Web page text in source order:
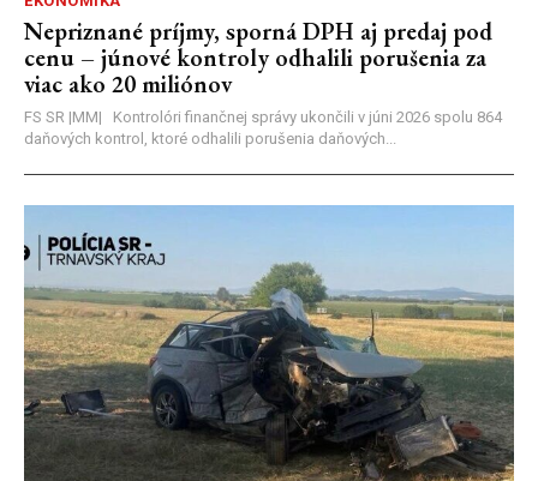
Nepriznané príjmy, sporná DPH aj predaj pod
cenu – júnové kontroly odhalili porušenia za
viac ako 20 miliónov
FS SR |MM| Kontrolóri finančnej správy ukončili v júni 2026 spolu 864
daňových kontrol, ktoré odhalili porušenia daňových...